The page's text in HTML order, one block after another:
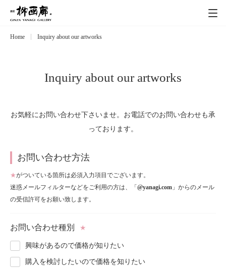
Exhibitions
Schedule
About
Blog
Home Inquiry about our artworks
Inquiry about our artworks
お気軽にお問い合わせ下さいませ。お電話でのお問い合わせも承
っております。
お問い合わせ方法
★がついている箇所は必須入力項目でございます。
迷惑メールフィルターなどをご利用の方は、「 @yanagi.com 」からのメール
の受信許可をお願い致します。
お問い合わせ種別 ★
興味があるので価格が知りたい
購入を検討したいので価格を知りたい